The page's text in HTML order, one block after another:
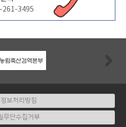
261-3495
보처리방침
무단수집거부